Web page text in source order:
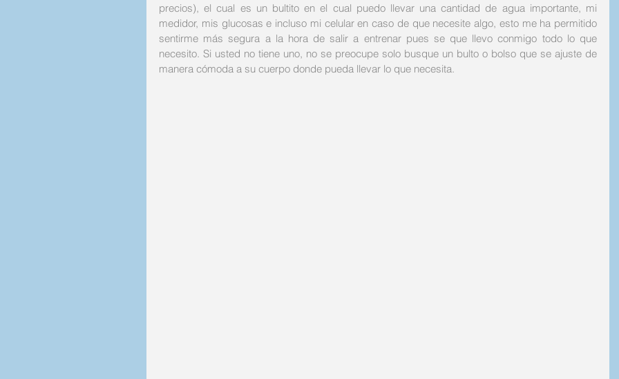
precios), el cual es un bultito en el cual puedo llevar una cantidad de agua importante, mi
medidor, mis glucosas e incluso mi celular en caso de que necesite algo, esto me ha permitido
sentirme más segura a la hora de salir a entrenar pues se que llevo conmigo todo lo que
necesito. Si usted no tiene uno, no se preocupe solo busque un bulto o bolso que se ajuste de
manera cómoda a su cuerpo donde pueda llevar lo que necesita.